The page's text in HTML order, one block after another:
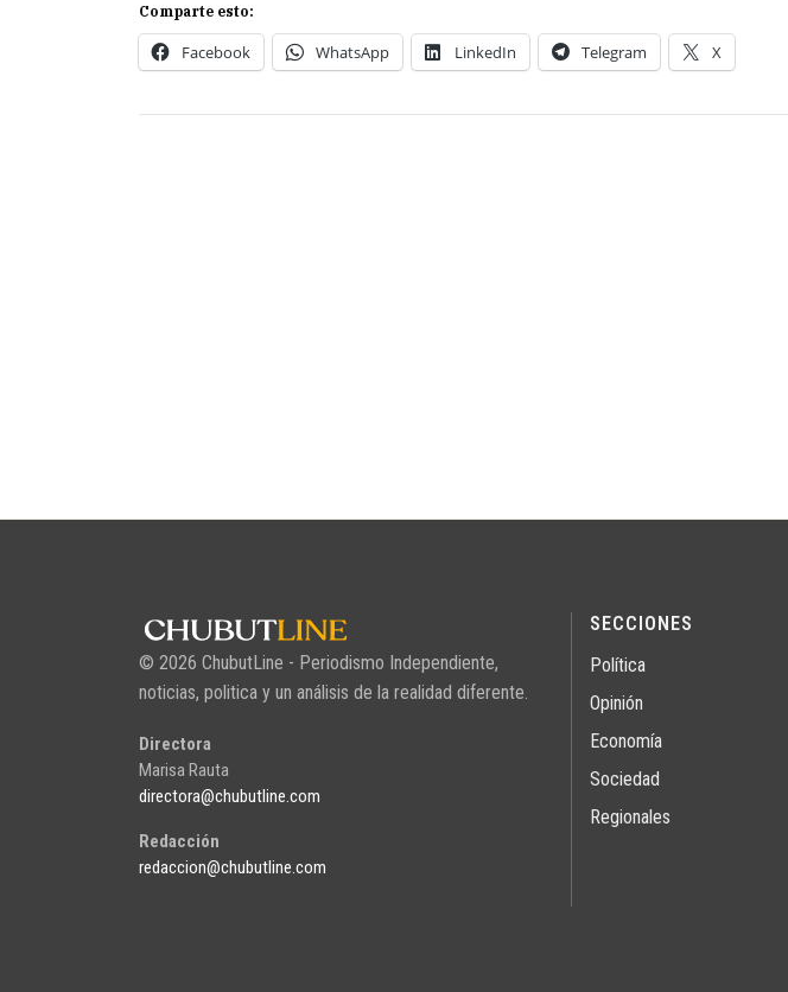
Comparte esto:
Facebook WhatsApp LinkedIn Telegram X
© 2026 ChubutLine - Periodismo Independiente,
noticias, politica y un análisis de la realidad diferente.
Directora
Marisa Rauta
directora@chubutline.com
Redacción
redaccion@chubutline.com
SECCIONES
Política
Opinión
Economía
Sociedad
Regionales